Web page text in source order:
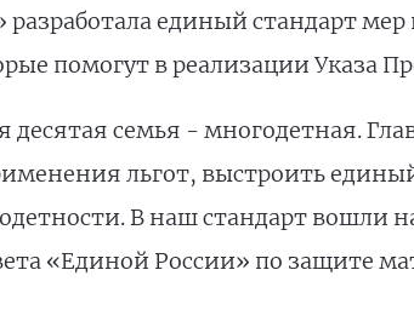
разработала единый стандарт
помогут в реализации Указа
десятая семья - многодетная.
льгот, выстроить
В наш стандарт вошли
«Единой России» по защите